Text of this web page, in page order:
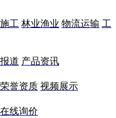
工 林业渔业 物流运输 工
道 产品资讯
荣誉资质 视频展示
在线询价